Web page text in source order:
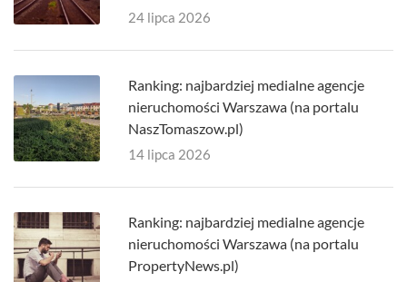
24 lipca 2026
Ranking: najbardziej medialne agencje
nieruchomości Warszawa (na portalu
NaszTomaszow.pl)
14 lipca 2026
Ranking: najbardziej medialne agencje
nieruchomości Warszawa (na portalu
PropertyNews.pl)